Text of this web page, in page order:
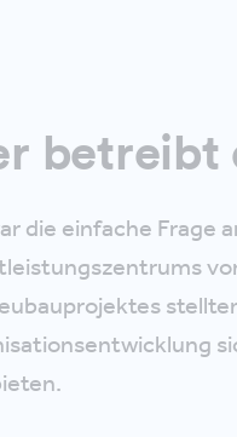
betreibt
die einfache Frage